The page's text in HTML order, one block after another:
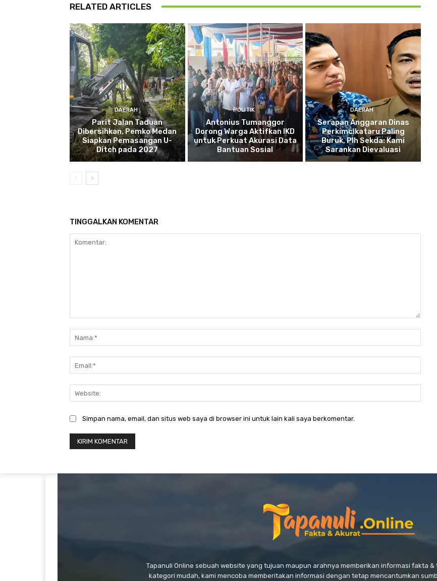
RELATED ARTICLES
DAERAH
Parit Jalan Taduan
Dibersihkan, Pemko Medan
Siapkan Pemasangan U-
Ditch pada 2027
POLITIK
Antonius Tumanggor
Dorong Warga Aktifkan IKD
untuk Perkuat Akurasi Data
Bantuan Sosial
DAERAH
Serapan Anggaran Dinas
Perkimcikataru Paling
Buruk, Plh Sekda: Kami
Sarankan Dievaluasi
TINGGALKAN KOMENTAR
Simpan nama, email, dan situs web saya di browser ini untuk lain kali saya berkomentar.
Tapanuli Online sebuah website yang tujuan maupun arahnya memberikan informasi fakta
kategori mudah, kami mencoba memberitakan informasi dengan tetap mencantumkan